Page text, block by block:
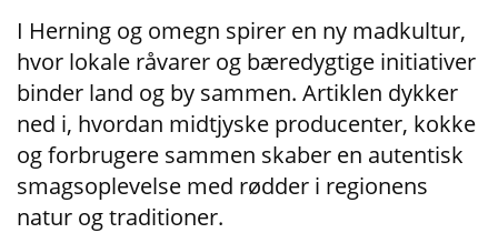
I Herning og omegn spirer en ny madkultur,
hvor lokale råvarer og bæredygtige initiativer
binder land og by sammen. Artiklen dykker
ned i, hvordan midtjyske producenter, kokke
og forbrugere sammen skaber en autentisk
smagsoplevelse med rødder i regionens
natur og traditioner.